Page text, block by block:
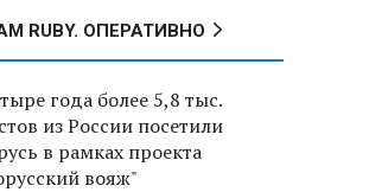
RUBY. ОПЕРАТИВНО
года более 5,8 тыс.
из России посетили
в рамках проекта
вояж"